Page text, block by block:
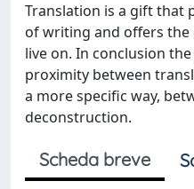
Translation is a gift that
of writing and offers
live on. In conclusion
proximity between
a more specific way,
deconstruction.
Scheda breve